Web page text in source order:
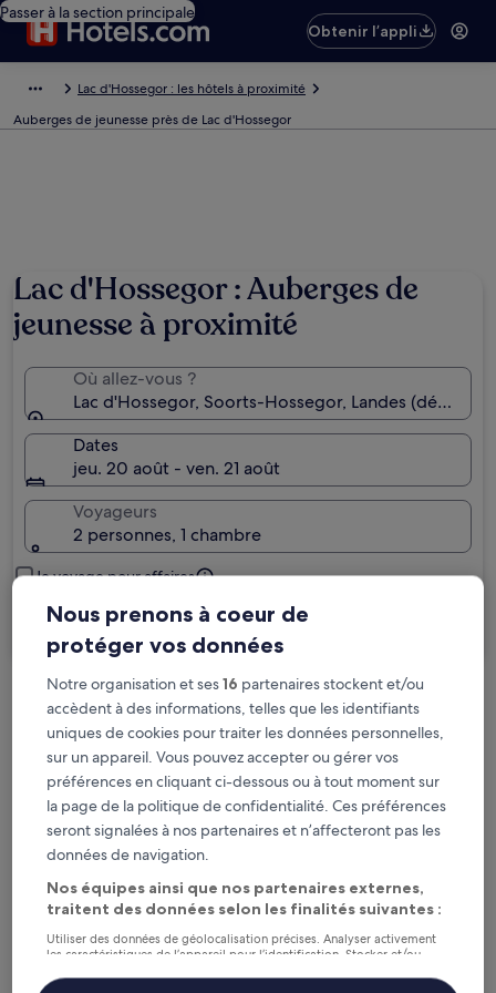
Passer à la section principale
Obtenir l’appli
Lac d'Hossegor : les hôtels à proximité
Auberges de jeunesse près de Lac d'Hossegor
Lac d'Hossegor : Auberges de
jeunesse à proximité
Où allez-vous ?
Lac d'Hossegor, Soorts-Hossegor, Landes
Dates
jeu. 20 août - ven. 21 août
Voyageurs
2 personnes, 1 chambre
Je voyage pour affaires
Rechercher
Options d’annulation gratuite en cas de
changement de programme
Gagnez des récompenses pour chaque
nuit séjournée
Économisez plus grâce aux Prix membres
Nous prenons à coeur de
protéger vos données
Notre organisation et ses16 partenaires stockent et/ou
accèdent à des informations, telles que les identifiants
uniques de cookies pour traiter les données personnelles,
sur un appareil. Vous pouvez accepter ou gérer vos
préférences en cliquant ci-dessous ou à tout moment sur
la page de la politique de confidentialité. Ces préférences
seront signalées à nos partenaires et n’affecteront pas les
données de navigation.
Nos équipes ainsi que nos partenaires externes,
traitent des données selon les finalités suivantes :
Utiliser des données de géolocalisation précises. Analyser activement
les caractéristiques de l’appareil pour l’identification. Stocker et/ou
personnalisés, mesure de performance des publicités et du contenu,